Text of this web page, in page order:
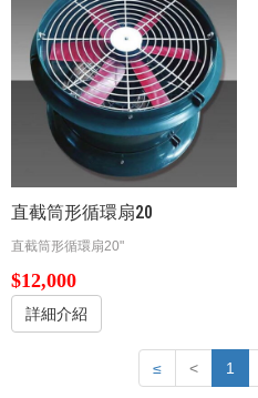
直截筒形循環扇20
直截筒形循環扇20"
$12,000
詳細介紹
≤ < 1